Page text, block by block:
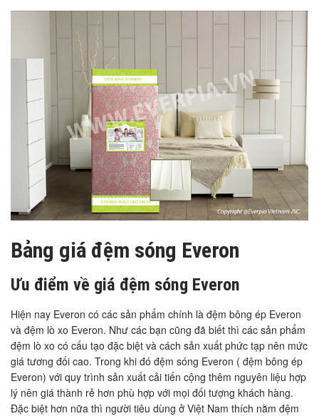
Bảng giá đệm sóng Everon
Ưu điểm về giá đệm sóng Everon
Hiện nay Everon có các sản phẩm chính là đệm bông ép Everon
và đệm lò xo Everon. Như các bạn cũng đã biết thì các sản phẩm
đệm lò xo có cấu tạo đặc biệt và cách sản xuất phức tạp nên mức
giá tương đối cao. Trong khi đó đệm sóng Everon ( đệm bông ép
Everon) với quy trình sản xuất cải tiến cộng thêm nguyên liệu hợp
lý nên giá thành rẻ hơn phù hợp với mọi đối tượng khách hàng.
Đặc biệt hơn nữa thì người tiêu dùng ở Việt Nam thích nằm đệm